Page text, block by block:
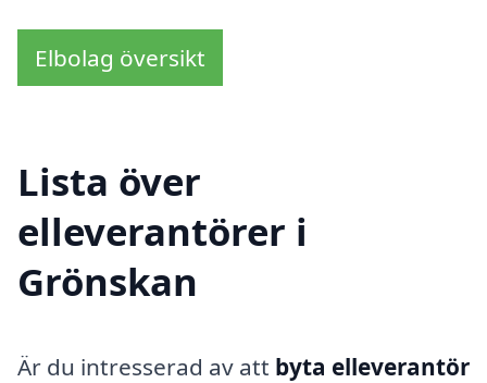
Elbolag översikt
Lista över
elleverantörer i
Grönskan
Är du intresserad av att byta elleverantör